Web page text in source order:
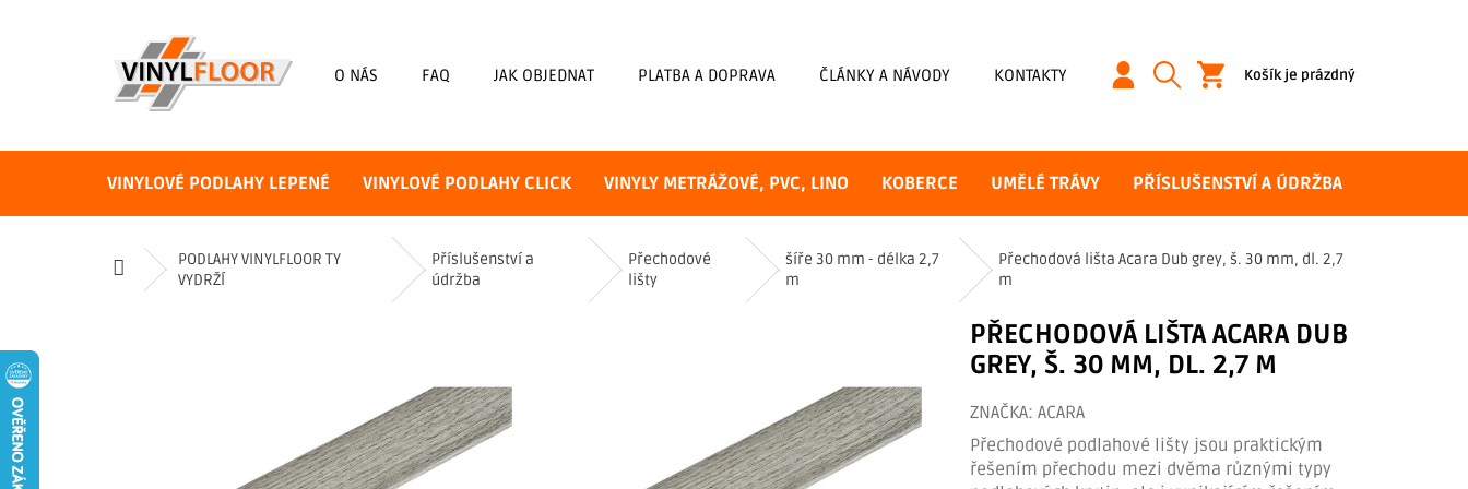
O NÁS FAQ JAK OBJEDNAT PLATBA A DOPRAVA ČLÁNKY A NÁVODY KONTAKTY
NÁKUPNÍ
Košík je prázdný
VINYLOVÉ PODLAHY LEPENÉ VINYLOVÉ PODLAHY CLICK VINYLY METRÁŽOVÉ, PVC, LINO KOBERCE UMĚLÉ TRÁVY PŘÍSLUŠENSTVÍ A ÚDRŽBA
Domů
PODLAHY VINYLFLOOR TY
VYDRŽÍ
Příslušenství a
údržba
Přechodové
lišty
šíře 30 mm - délka 2,7
m
Přechodová lišta Acara Dub grey, š. 30 mm, dl. 2,7
m
ZNAČKA:ACARA
PŘECHODOVÁ LIŠTA ACARA DUB
GREY, Š. 30 MM, DL. 2,7 M
Přechodové podlahové lišty jsou praktickým
řešením přechodu mezi dvěma různými typy